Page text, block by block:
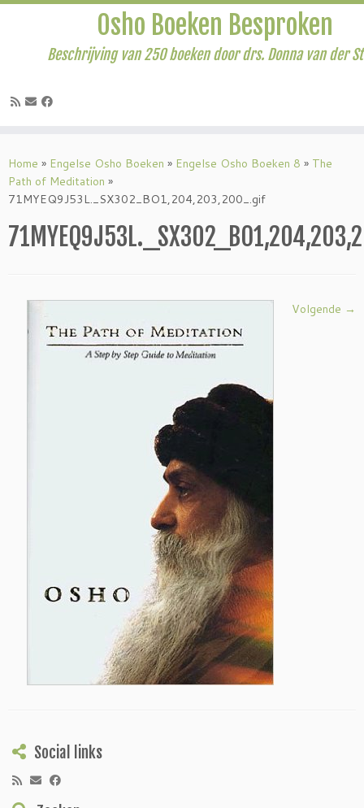
naar
inhoud
Osho Boeken Besproken
Beschrijving van 250 boeken door drs. Donna van der
Home » Engelse Osho Boeken » Engelse Osho Boeken 8 » The
Path of Meditation »
71MYEQ9J53L._SX302_BO1,204,203,200_.gif
Volgende →
Social links